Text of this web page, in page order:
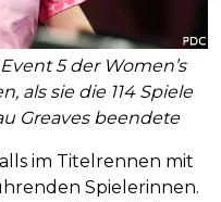
5 der Women’s
als sie die 114 Spiele
Greaves beendete
im Titelrennen mit
Spielerinnen.